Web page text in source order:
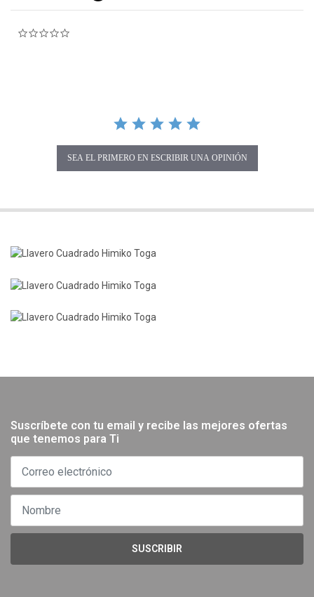
SEA EL PRIMERO EN ESCRIBIR UNA OPINIÓN
Suscríbete con tu email y recibe las mejores ofertas
que tenemos para Ti
SUSCRIBIR